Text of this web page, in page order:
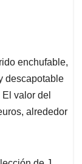
enchufable,
descapotable
valor del
alrededor